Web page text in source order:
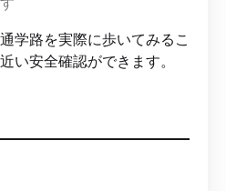
学路を実際に歩いてみるこ
い安全確認ができます。